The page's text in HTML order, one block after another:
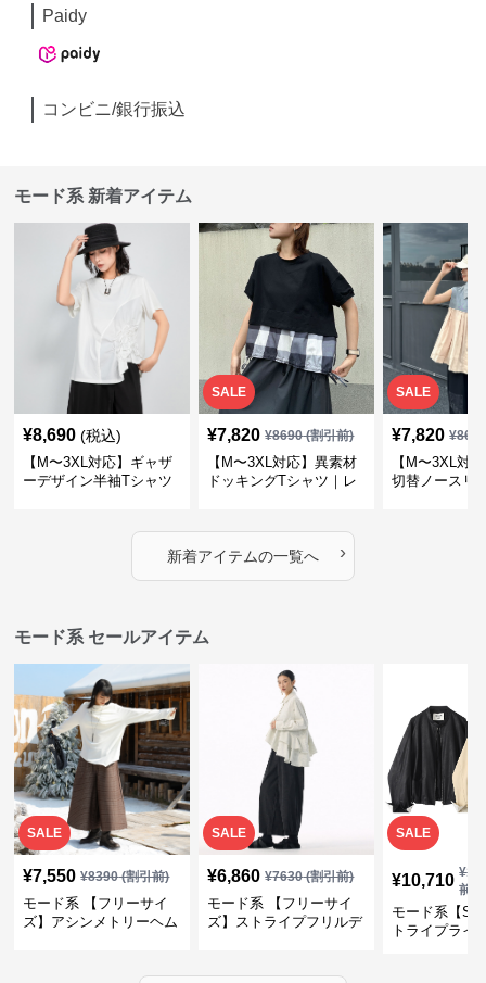
Paidy
コンビニ/銀行振込
モード系 新着アイテム
¥8,690 (税込)
【M〜3XL対応】ギャザ
ーデザイン半袖Tシャツ
SALE
¥7,820 ¥8690(割引前)
【M〜3XL対応】異素材
ドッキングTシャツ｜レ
カバー・大人モード
SALE
¥7,820 ¥
【M〜3XL対
切替ノースリ
新着アイテムの一覧へ ›
モード系 セールアイテム
SALE
¥7,550 ¥8390(割引前)
モード系 【フリーサイ
ズ】アシンメトリーヘム
SALE
¥6,860 ¥7630(割引前)
モード系 【フリーサイ
ズ】ストライプフリルデ
SALE
¥10,710 ¥
前)
モード系【S
トライプライ